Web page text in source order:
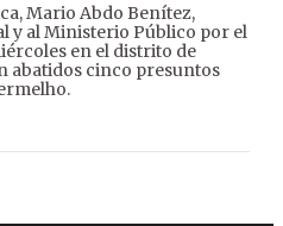
Mario Abdo Benítez,
y al Ministerio Público por el
en el distrito de
abatidos cinco presuntos